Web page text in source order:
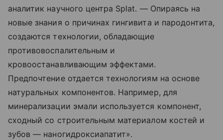
аналитик научного центра Splat. — Опираясь на
новые знания о причинах гингивита и пародонтита,
создаются технологии, обладающие
противовоспалительным и
кровоостанавливающим эффектами.
Предпочтение отдается технологиям на основе
натуральных компонентов. Например, для
минерализации эмали используется компонент,
сходный со строительным материалом костей и
зубов — наногидроксиапатит».